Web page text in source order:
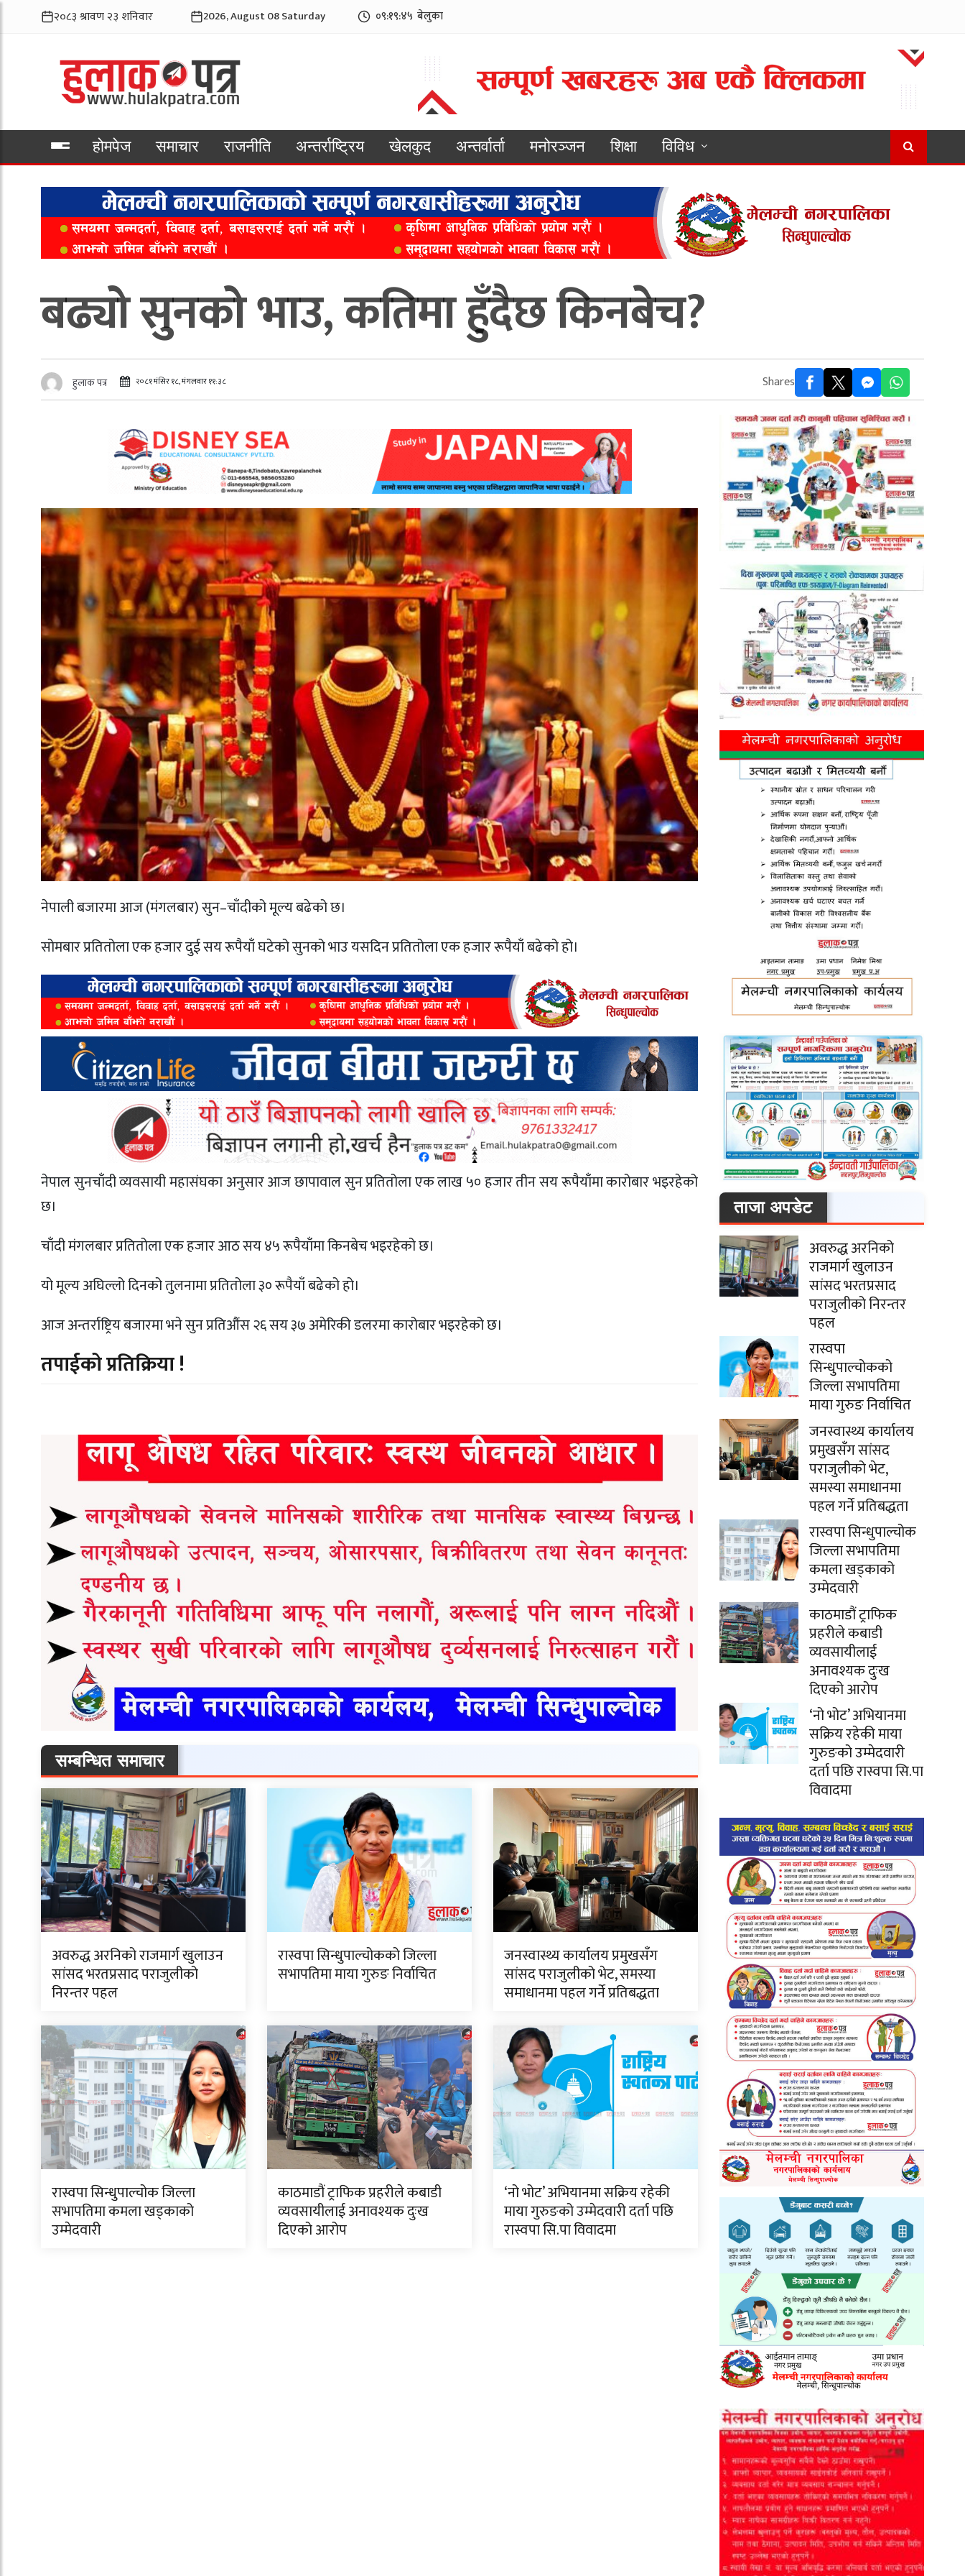
2026, August 08 Saturday ०९:१९:४७ बेलुका
होमपेज समाचार राजनीति अन्तर्राष्ट्रिय खेलकुद अन्तर्वार्ता मनोरञ्जन शिक्षा
विविध
बढ्यो सुनको भाउ, कतिमा हुँदैछ किनबेच?
हुलाक पत्र २०८१ मंसिर १८, मंगलवार ११:३८ Shares
नेपाली बजारमा आज (मंगलबार) सुन–चाँदीको मूल्य बढेको छ।
सोमबार प्रतितोला एक हजार दुई सय रूपैयाँ घटेको सुनको भाउ यसदिन प्रतितोला एक हजार रूपैयाँ बढेको हो।
नेपाल सुनचाँदी व्यवसायी महासंघका अनुसार आज छापावाल सुन प्रतितोला एक लाख ५० हजार तीन सय रूपैयाँमा कारोबार भइरहेको
छ।
चाँदी मंगलबार प्रतितोला एक हजार आठ सय ४५ रूपैयाँमा किनबेच भइरहेको छ।
यो मूल्य अघिल्लो दिनको तुलनामा प्रतितोला ३० रूपैयाँ बढेको हो।
आज अन्तर्राष्ट्रिय बजारमा भने सुन प्रतिऔंस २६ सय ३७ अमेरिकी डलरमा कारोबार भइरहेको छ।
तपाईको प्रतिक्रिया !
सम्बन्धित समाचार
अवरुद्ध अरनिको राजमार्ग खुलाउन
सांसद भरतप्रसाद पराजुलीको
निरन्तर पहल
रास्वपा सिन्धुपाल्चोकको जिल्ला
सभापतिमा माया गुरुङ निर्वाचित
जनस्वास्थ्य कार्यालय प्रमुखसँग
सांसद पराजुलीको भेट, समस्या
समाधानमा पहल गर्ने प्रतिबद्धता
रास्वपा सिन्धुपाल्चोक जिल्ला
सभापतिमा कमला खड्काको
उम्मेदवारी
काठमाडौं ट्राफिक प्रहरीले कबाडी
व्यवसायीलाई अनावश्यक दुःख
दिएको आरोप
‘नो भोट’ अभियानमा सक्रिय रहेकी
माया गुरुङको उम्मेदवारी दर्ता पछि
रास्वपा सि.पा विवादमा
ताजा अपडेट
अवरुद्ध अरनिको
राजमार्ग खुलाउन
सांसद भरतप्रसाद
पराजुलीको निरन्तर
पहल
रास्वपा
सिन्धुपाल्चोकको
जिल्ला सभापतिमा
माया गुरुङ निर्वाचित
जनस्वास्थ्य कार्यालय
प्रमुखसँग सांसद
पराजुलीको भेट,
समस्या समाधानमा
पहल गर्ने प्रतिबद्धता
रास्वपा सिन्धुपाल्चोक
जिल्ला सभापतिमा
कमला खड्काको
उम्मेदवारी
काठमाडौं ट्राफिक
प्रहरीले कबाडी
व्यवसायीलाई
अनावश्यक दुःख
दिएको आरोप
‘नो भोट’ अभियानमा
सक्रिय रहेकी माया
गुरुङको उम्मेदवारी
दर्ता पछि रास्वपा सि.पा
विवादमा